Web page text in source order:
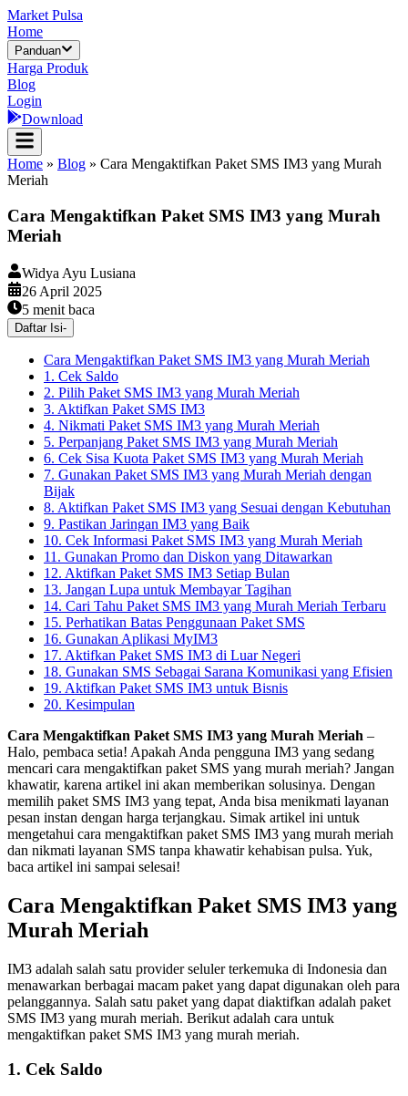
Market Pulsa
Home
Panduan
Harga Produk
Blog
Login
Download
Home » Blog » Cara Mengaktifkan Paket SMS IM3 yang Murah
Meriah
Cara Mengaktifkan Paket SMS IM3 yang Murah
Meriah
Widya Ayu Lusiana
26 April 2025
5 menit baca
Daftar Isi-
Cara Mengaktifkan Paket SMS IM3 yang Murah Meriah
1. Cek Saldo
2. Pilih Paket SMS IM3 yang Murah Meriah
3. Aktifkan Paket SMS IM3
4. Nikmati Paket SMS IM3 yang Murah Meriah
5. Perpanjang Paket SMS IM3 yang Murah Meriah
6. Cek Sisa Kuota Paket SMS IM3 yang Murah Meriah
7. Gunakan Paket SMS IM3 yang Murah Meriah dengan
Bijak
8. Aktifkan Paket SMS IM3 yang Sesuai dengan Kebutuhan
9. Pastikan Jaringan IM3 yang Baik
10. Cek Informasi Paket SMS IM3 yang Murah Meriah
11. Gunakan Promo dan Diskon yang Ditawarkan
12. Aktifkan Paket SMS IM3 Setiap Bulan
13. Jangan Lupa untuk Membayar Tagihan
14. Cari Tahu Paket SMS IM3 yang Murah Meriah Terbaru
15. Perhatikan Batas Penggunaan Paket SMS
16. Gunakan Aplikasi MyIM3
17. Aktifkan Paket SMS IM3 di Luar Negeri
18. Gunakan SMS Sebagai Sarana Komunikasi yang Efisien
19. Aktifkan Paket SMS IM3 untuk Bisnis
20. Kesimpulan
Cara Mengaktifkan Paket SMS IM3 yang Murah Meriah –
Halo, pembaca setia! Apakah Anda pengguna IM3 yang sedang
mencari cara mengaktifkan paket SMS yang murah meriah? Jangan
khawatir, karena artikel ini akan memberikan solusinya. Dengan
memilih paket SMS IM3 yang tepat, Anda bisa menikmati layanan
pesan instan dengan harga terjangkau. Simak artikel ini untuk
mengetahui cara mengaktifkan paket SMS IM3 yang murah meriah
dan nikmati layanan SMS tanpa khawatir kehabisan pulsa. Yuk,
baca artikel ini sampai selesai!
Cara Mengaktifkan Paket SMS IM3 yang
Murah Meriah
IM3 adalah salah satu provider seluler terkemuka di Indonesia dan
menawarkan berbagai macam paket yang dapat digunakan oleh para
pelanggannya. Salah satu paket yang dapat diaktifkan adalah paket
SMS IM3 yang murah meriah. Berikut adalah cara untuk
mengaktifkan paket SMS IM3 yang murah meriah.
1. Cek Saldo